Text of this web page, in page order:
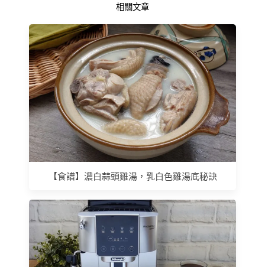
相關文章
【食譜】濃白蒜頭雞湯，乳白色雞湯底秘訣